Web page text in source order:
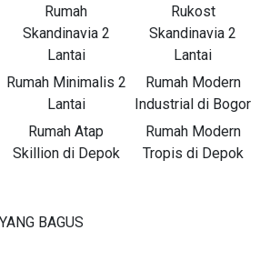
Rumah
Skandinavia 2
Lantai
Rukost
Skandinavia 2
Lantai
Rumah Minimalis 2
Lantai
Rumah Modern
Industrial di Bogor
Rumah Atap
Skillion di Depok
Rumah Modern
Tropis di Depok